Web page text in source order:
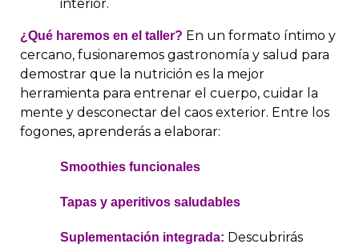
interior.
¿Qué haremos en el taller? En un formato íntimo y
cercano, fusionaremos gastronomía y salud para
demostrar que la nutrición es la mejor
herramienta para entrenar el cuerpo, cuidar la
mente y desconectar del caos exterior. Entre los
fogones, aprenderás a elaborar:
Smoothies funcionales
Tapas y aperitivos saludables
Suplementación integrada: Descubrirás